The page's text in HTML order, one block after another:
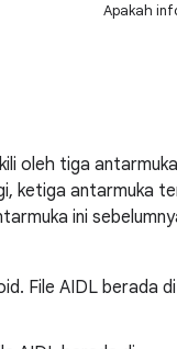
Apakah
oleh tiga
ketiga antarmuka
ini
File AIDL berada di